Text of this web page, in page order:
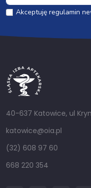
Akceptuję regulamin
40-637 Katowice, ul
katowice@oia.pl
(32) 608 97 60
668 220 354